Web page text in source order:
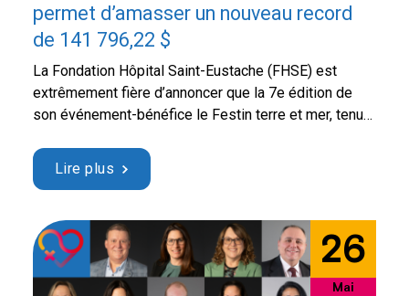
permet d’amasser un nouveau record
de 141 796,22 $
La Fondation Hôpital Saint-Eustache (FHSE) est
extrêmement fière d’annoncer que la 7e édition de
son événement-bénéfice le Festin terre et mer, tenue
communautaire Thérèse-De Blainville, a permis
d’amasser un bénéfice net record de 141 796,22 $.
Proulx, maire de la …Continued
Lire plus
26
Mai